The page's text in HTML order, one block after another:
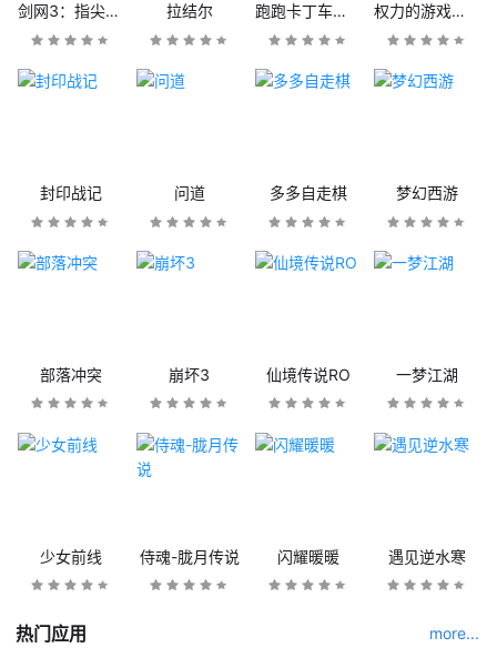
剑网3：指尖江湖 拉结尔 跑跑卡丁车官方竞速版 权力的游戏：凛冬将至
封印战记 问道 多多自走棋 梦幻西游
部落冲突 崩坏3 仙境传说RO 一梦江湖
少女前线 侍魂-胧月传说 闪耀暖暖 遇见逆水寒
热门应用 more...